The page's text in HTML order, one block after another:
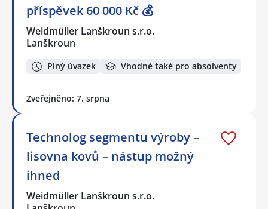
příspěvek 60 000 Kč 💰
Weidmüller Lanškroun s.r.o.
Lanškroun
Plný úvazek Vhodné také pro absolventy
Zveřejněno: 7. srpna
Technolog segmentu výroby –
lisovna kovů – nástup možný
ihned
Weidmüller Lanškroun s.r.o.